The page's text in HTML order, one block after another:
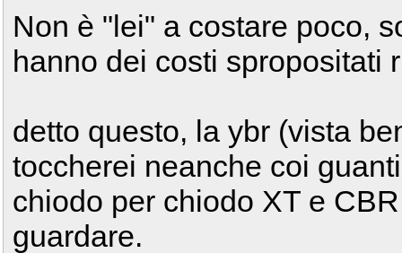
Non è "lei" a costare poco,
hanno dei costi spropositati
detto questo, la ybr (vista
toccherei neanche coi
chiodo per chiodo XT e
guardare.